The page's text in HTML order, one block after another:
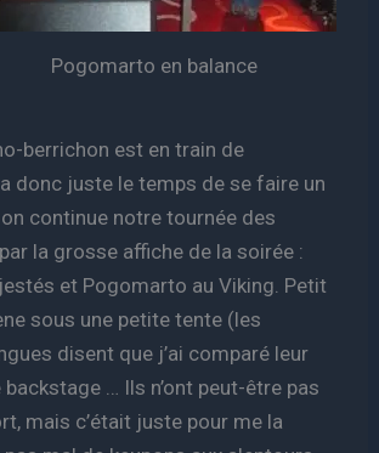
Pogomarto en balance
berrichon est en train de
a donc juste le temps de se faire un
continue notre tournée des
la grosse affiche de la soirée :
et Pogomarto au Viking. Petit
sous une petite tente (les
disent que j’ai comparé leur
… Ils n’ont peut-être pas
mais c’était juste pour me la